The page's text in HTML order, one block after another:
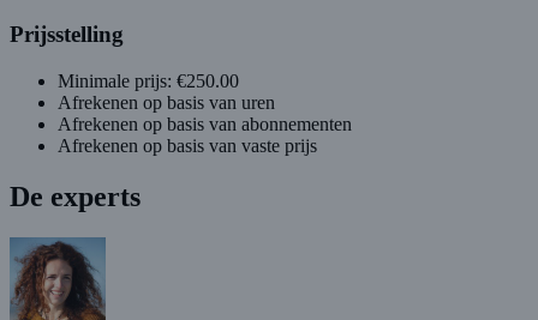
Prijsstelling
Minimale prijs: €250.00
Afrekenen op basis van uren
Afrekenen op basis van abonnementen
Afrekenen op basis van vaste prijs
De experts